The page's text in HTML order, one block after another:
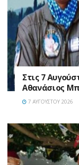
Στις 7
Αθανάσιος
7 ΑΥΓΟΎΣΤΟΥ 2026